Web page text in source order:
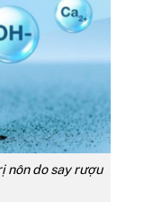
nôn do say rượu